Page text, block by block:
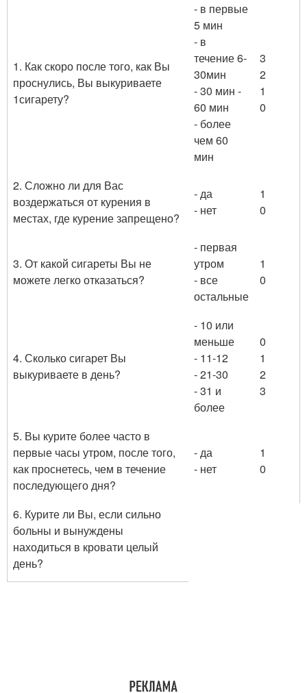
1. Как скоро после того, как Вы
проснулись, Вы выкуриваете
1сигарету?
- в первые
5 мин
- в
течение 6-
30мин
- 30 мин -
60 мин
- более
чем 60
мин
3
2
1
0
2. Сложно ли для Вас
воздержаться от курения в
местах, где курение запрещено?
- да
- нет
1
0
3. От какой сигареты Вы не
можете легко отказаться?
- первая
утром
- все
остальные
1
0
4. Сколько сигарет Вы
выкуриваете в день?
- 10 или
меньше
- 11-12
- 21-30
- 31 и
более
0
1
2
3
5. Вы курите более часто в
первые часы утром, после того,
как проснетесь, чем в течение
последующего дня?
- да
- нет
1
0
6. Курите ли Вы, если сильно
больны и вынуждены
находиться в кровати целый
день?